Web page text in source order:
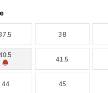
38
41.5
44 45